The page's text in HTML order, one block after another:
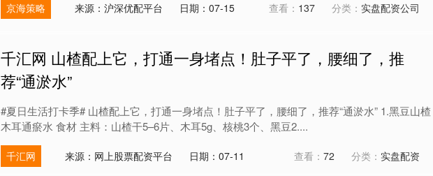
京海策略 来源：沪深优配平台 日期：07-15 查看： 137 分类： 实盘配资公司
千汇网 山楂配上它，打通一身堵点！肚子平了，腰细了，推
荐“通淤水”
#夏日生活打卡季#​ 山楂配上它，打通一身堵点！肚子平了，腰细了，推荐“通淤水” 1.黑豆山楂
木耳通瘀水 食材 主料：山楂干5–6片、木耳5g、核桃3个、黑豆2....
千汇网 来源：网上股票配资平台 日期：07-11 查看： 72 分类： 实盘配资